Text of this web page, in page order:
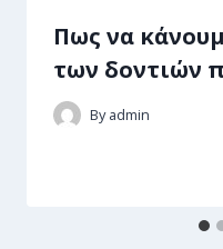
Πως να
των δοντιών
By admin